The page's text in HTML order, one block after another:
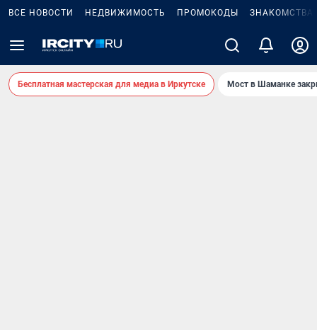
ВСЕ НОВОСТИ НЕДВИЖИМОСТЬ ПРОМОКОДЫ ЗНАКОМСТВА
Бесплатная мастерская для медиа в Иркутске Мост в Шаманке